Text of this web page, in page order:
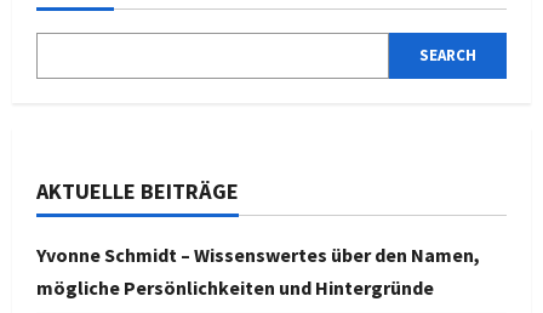
SEARCH
AKTUELLE BEITRÄGE
Yvonne Schmidt – Wissenswertes über den Namen,
mögliche Persönlichkeiten und Hintergründe